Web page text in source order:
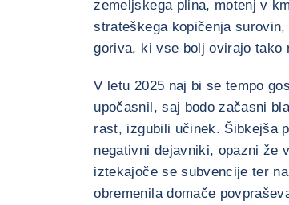
zemeljskega plina, motenj v
strateškega kopičenja
goriva, ki vse bolj ovirajo tako
V letu 2025 naj bi se tempo
upočasnil, saj bodo začasni
rast, izgubili učinek. Šibkejša
negativni dejavniki, opazni že
iztekajoče se subvencije ter
obremenila domače